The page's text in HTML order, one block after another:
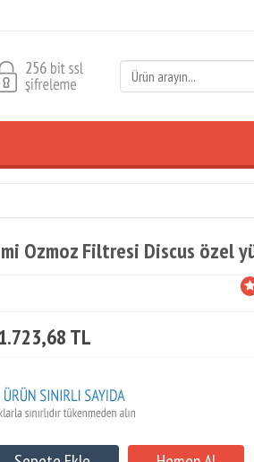
Ozmoz Filtresi Discus özel
TL